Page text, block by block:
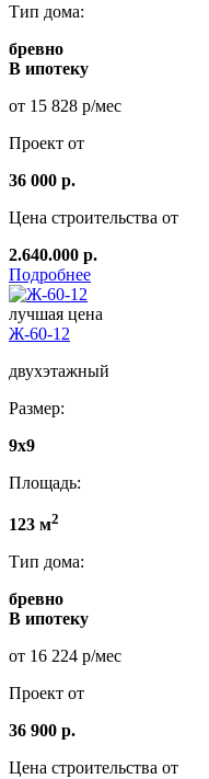
Тип дома:
бревно
В ипотеку
от 15 828 р/мес
Проект от
36 000 р.
Цена строительства от
2.640.000 р.
Подробнее
лучшая цена
Ж-60-12
двухэтажный
Размер:
9x9
Площадь:
123 м2
Тип дома:
бревно
В ипотеку
от 16 224 р/мес
Проект от
36 900 р.
Цена строительства от